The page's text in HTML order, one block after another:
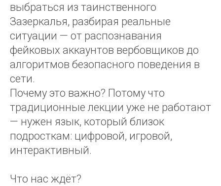
выбраться из таинственного
Зазеркалья, разбирая реальные
ситуации — от распознавания
фейковых аккаунтов вербовщиков до
алгоритмов безопасного поведения в
сети.
Почему это важно? Потому что
традиционные лекции уже не работают
— нужен язык, который близок
подросткам: цифровой, игровой,
интерактивный.
Что нас ждёт?